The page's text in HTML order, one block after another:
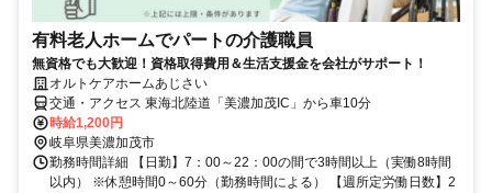
有料老人ホームでパートの介護職員
無資格でも大歓迎！資格取得費用＆生活支援金を会社がサポート！
オルトケアホームあじさい
交通・アクセス 東海北陸道「美濃加茂IC」から車10分
時給1,200円
岐阜県美濃加茂市
勤務時間詳細 【日勤】7：00～22：00の間で3時間以上（実働8時間
以内） ※休憩時間0～60分（勤務時間による） 【週所定労働日数】2